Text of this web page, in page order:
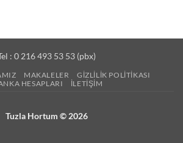
: 0 216 493 53 53 (pbx)
MAKALELER
GIZLILIK POLITIKASI
HESAPLARI
İLETIŞIM
Tuzla Hortum © 2026